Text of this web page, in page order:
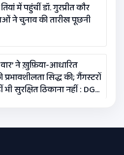
में पहुंचीं डॉ. गुरप्रीत कौर
ने चुनाव की तारीख पूछनी
वार’ ने ख़ुफ़िया-आधारित
सिद्ध की; गैंगस्टरों
सुरक्षित ठिकाना नहीं : DGP